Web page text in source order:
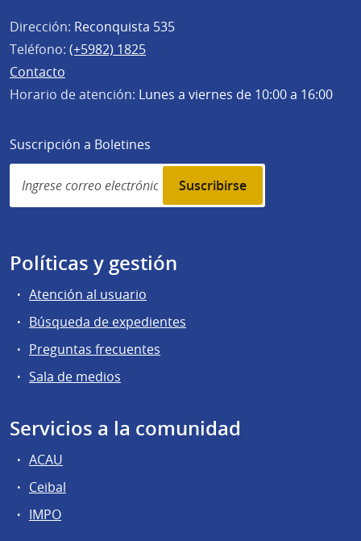
Dirección: Reconquista 535
Teléfono: (+5982) 1825
Contacto
Horario de atención: Lunes a viernes de 10:00 a 16:00
Suscripción a Boletines
Simplenews
subscription
Políticas y gestión
Atención al usuario
Búsqueda de expedientes
Preguntas frecuentes
Sala de medios
Servicios a la comunidad
ACAU
Ceibal
IMPO